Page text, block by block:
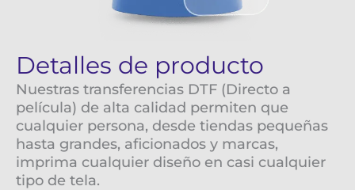
Detalles de producto
Nuestras transferencias DTF (Directo a
película) de alta calidad permiten que
cualquier persona, desde tiendas pequeñas
hasta grandes, aficionados y marcas,
imprima cualquier diseño en casi cualquier
tipo de tela.